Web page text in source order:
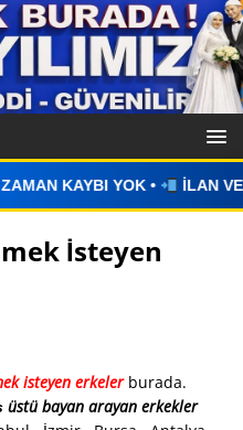
VERİN • WHATSAPP
İsteyen
isteyen erkeler burada.
üstü bayan arayan erkekler